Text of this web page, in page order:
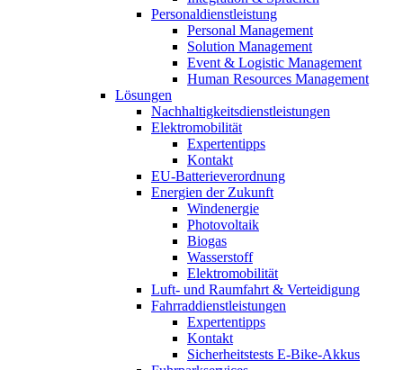
Personaldienstleistung
Personal Management
Solution Management
Event & Logistic Management
Human Resources Management
Lösungen
Nachhaltigkeitsdienstleistungen
Elektromobilität
Expertentipps
Kontakt
EU-Batterieverordnung
Energien der Zukunft
Windenergie
Photovoltaik
Biogas
Wasserstoff
Elektromobilität
Luft- und Raumfahrt & Verteidigung
Fahrraddienstleistungen
Expertentipps
Kontakt
Sicherheitstests E-Bike-Akkus